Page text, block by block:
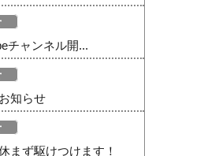
チャンネル開...
知らせ
まず駆けつけます！